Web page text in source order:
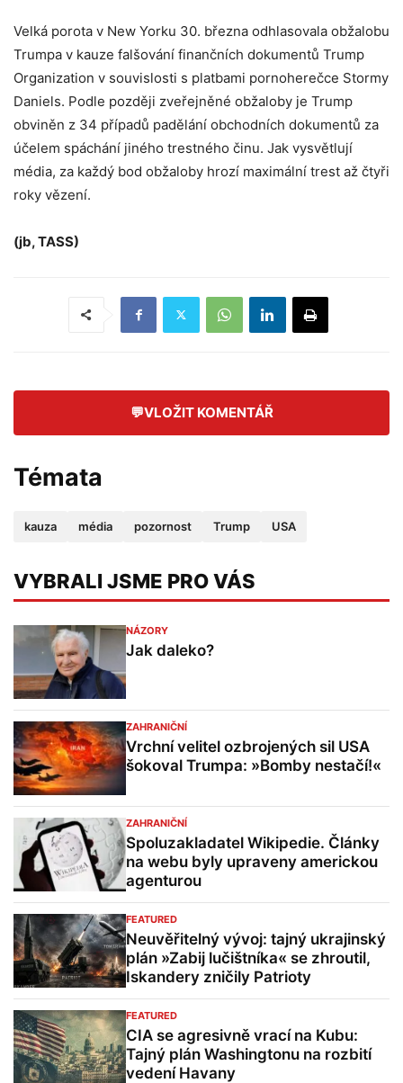
Velká porota v New Yorku 30. března odhlasovala obžalobu
Trumpa v kauze falšování finančních dokumentů Trump
Organization v souvislosti s platbami pornoherečce Stormy
Daniels. Podle později zveřejněné obžaloby je Trump
obviněn z 34 případů padělání obchodních dokumentů za
účelem spáchání jiného trestného činu. Jak vysvětlují
média, za každý bod obžaloby hrozí maximální trest až čtyři
roky vězení.
(jb, TASS)
💬VLOŽIT KOMENTÁŘ
Témata
kauza média pozornost Trump USA
VYBRALI JSME PRO VÁS
NÁZORY
Jak daleko?
ZAHRANIČNÍ
Vrchní velitel ozbrojených sil USA
šokoval Trumpa: »Bomby nestačí!«
ZAHRANIČNÍ
Spoluzakladatel Wikipedie. Články
na webu byly upraveny americkou
agenturou
FEATURED
Neuvěřitelný vývoj: tajný ukrajinský
plán »Zabij lučištníka« se zhroutil,
Iskandery zničily Patrioty
FEATURED
CIA se agresivně vrací na Kubu:
Tajný plán Washingtonu na rozbití
vedení Havany